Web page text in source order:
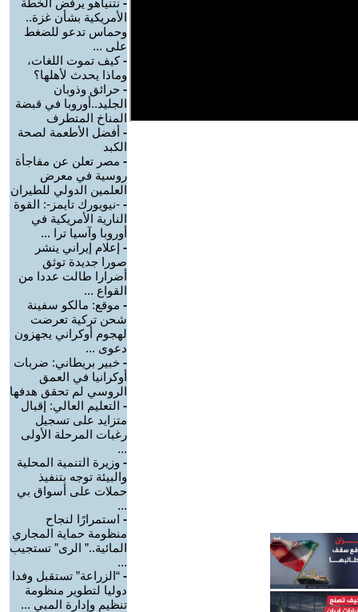
- نتنياهو يرفض الخطة
الأمريكية بشأن غزة..
وحماس تدعو للضغط
على ...
-كيف تموت اللغات،
وماذا يحدث لأهلها؟
- حرائق وذوبان
الجليد..أوروبا في قبضة
المناخ المتطرف
- أفضل الأطعمة لصحة
الكبد
- مصر تعلن عن مفاجأة
روسية في معرض
العلمين الدولي للطيران
- -نيويورك تايمز-: القوة
النارية الأمريكية في
أوروبا وآسيا ترا ...
- إعلام إيراني ينشر
صورا جديدة توثق
أضرارا طالت عددا من
القواع ...
- موقع: مالكو سفينة
شحن تركية تعرضت
لهجوم أوكراني يجهزون
دعوى ...
- خبير بريطاني: ضربات
أوكرانيا في العمق
الروسي لم تحقق هدفها
- التعليم العالي: إقبال
متزايد على تسجيل
رغبات المرحلة الأولى
...
- وزيرة التنمية المحلية
والبيئة توجه بتنفيذ
حملات على أسواق بي
...
- استمرارًا لنجاح
منظومة حماية المجاري
المائية..” الرى” تستجيب
...
- “الزراعة” تستقبل وفدا
دوليا لتطوير منظومة
تنظيم وإدارة المبي ...